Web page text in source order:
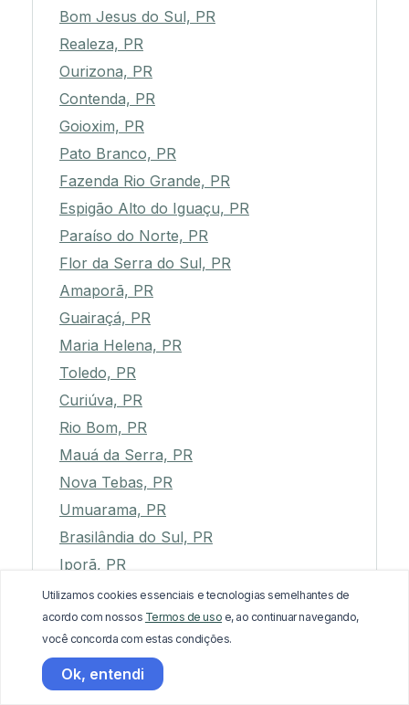
Bom Jesus do Sul, PR
Realeza, PR
Ourizona, PR
Contenda, PR
Goioxim, PR
Pato Branco, PR
Fazenda Rio Grande, PR
Espigão Alto do Iguaçu, PR
Paraíso do Norte, PR
Flor da Serra do Sul, PR
Amaporã, PR
Guairaçá, PR
Maria Helena, PR
Toledo, PR
Curiúva, PR
Rio Bom, PR
Mauá da Serra, PR
Nova Tebas, PR
Umuarama, PR
Brasilândia do Sul, PR
Iporã, PR
Braganey, PR
Cidade Gaúcha, PR
Planaltina do Paraná, PR
Palotina, PR
Utilizamos cookies essenciais e tecnologias semelhantes de
acordo com nossos Termos de uso e, ao continuar navegando,
você concorda com estas condições.
Ok, entendi